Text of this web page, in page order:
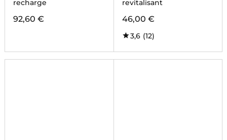
recharge
92,60 €
revitalisant
46,00 €
3,6 (12)